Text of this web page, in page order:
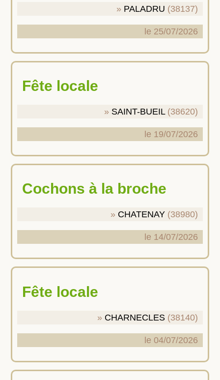
PALADRU (38137)
le 25/07/2026
Fête locale
SAINT-BUEIL(38620)
le 19/07/2026
Cochons à la broche
CHATENAY (38980)
le 14/07/2026
Fête locale
CHARNECLES (38140)
le 04/07/2026